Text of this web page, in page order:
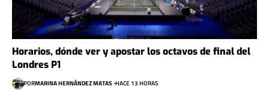
Horarios, dónde ver y apostar los octavos de final del
Londres P1
PORMARINA HERNÁNDEZ MATAS HACE 13 HORAS